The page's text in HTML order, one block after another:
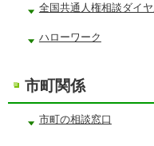
全国共通人権相談ダイ
ハローワーク
市町関係
市町の相談窓口